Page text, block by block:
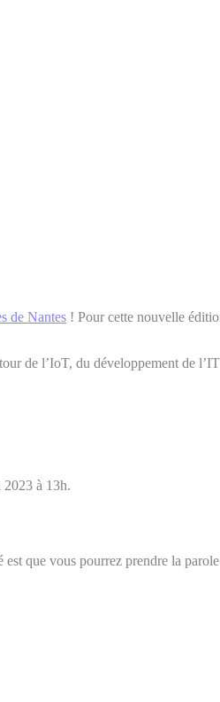
de Nantes ! Pour cette nouvelle
de l’IoT, du développement de
à 13h.
que vous pourrez prendre la